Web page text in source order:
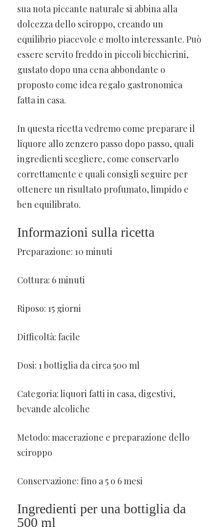
sua nota piccante naturale si abbina alla
dolcezza dello sciroppo, creando un
equilibrio piacevole e molto interessante. Può
essere servito freddo in piccoli bicchierini,
gustato dopo una cena abbondante o
proposto come idea regalo gastronomica
fatta in casa.
In questa ricetta vedremo come preparare il
liquore allo zenzero passo dopo passo, quali
ingredienti scegliere, come conservarlo
correttamente e quali consigli seguire per
ottenere un risultato profumato, limpido e
ben equilibrato.
Informazioni sulla ricetta
Preparazione: 10 minuti
Cottura: 6 minuti
Riposo: 15 giorni
Difficoltà: facile
Dosi: 1 bottiglia da circa 500 ml
Categoria: liquori fatti in casa, digestivi,
bevande alcoliche
Metodo: macerazione e preparazione dello
sciroppo
Conservazione: fino a 5 o 6 mesi
Ingredienti per una bottiglia da
500 ml